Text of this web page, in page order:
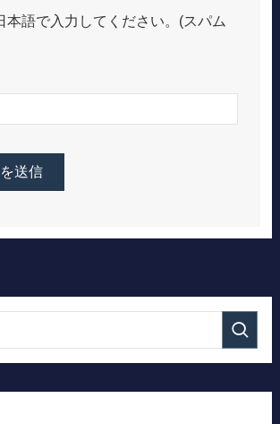
本語で入力してください。(スパム